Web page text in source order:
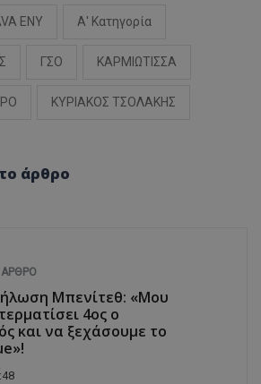
ΕΝΥ Α' Κατηγορία
ΓΣΟ ΚΑΡΜΙΩΤΙΣΣΑ
ΚΥΡΙΑΚΟΣ ΤΣΟΛΑΚΗΣ
άρθρο
Μπενίτεθ: «Μου
4ος ο
και να ξεχάσουμε το